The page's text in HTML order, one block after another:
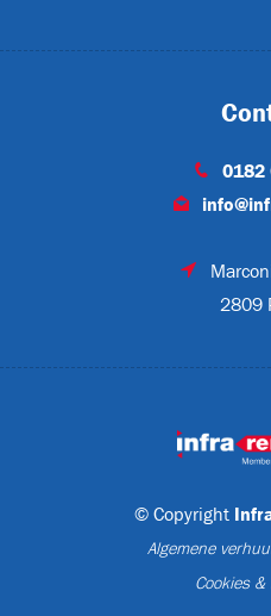
0182
2809
© Copyright
Algemene
Cookies &